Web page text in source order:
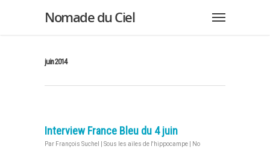
Nomade du Ciel
juin 2014
Interview France Bleu du 4 juin
Par François Suchel Sous les ailes de l'hippocampe
No